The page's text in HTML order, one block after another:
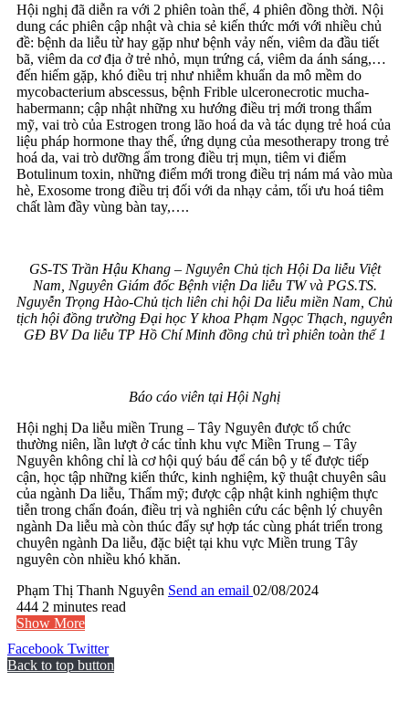
Hội nghị đã diễn ra với 2 phiên toàn thể, 4 phiên đồng thời. Nội
dung các phiên cập nhật và chia sẻ kiến thức mới với nhiều chủ
đề: bệnh da liễu từ hay gặp như bệnh vảy nến, viêm da đầu tiết
bã, viêm da cơ địa ở trẻ nhỏ, mụn trứng cá, viêm da ánh sáng,…
đến hiếm gặp, khó điều trị như nhiễm khuẩn da mô mềm do
mycobacterium abscessus, bệnh Frible ulceronecrotic mucha-
habermann; cập nhật những xu hướng điều trị mới trong thẩm
mỹ, vai trò của Estrogen trong lão hoá da và tác dụng trẻ hoá của
liệu pháp hormone thay thế, ứng dụng của mesotherapy trong trẻ
hoá da, vai trò dưỡng ẩm trong điều trị mụn, tiêm vi điểm
Botulinum toxin, những điểm mới trong điều trị nám má vào mùa
hè, Exosome trong điều trị đối với da nhạy cảm, tối ưu hoá tiêm
chất làm đầy vùng bàn tay,….
GS-TS Trần Hậu Khang – Nguyên Chủ tịch Hội Da liễu Việt
Nam, Nguyên Giám đốc Bệnh viện Da liễu TW và PGS.TS.
Nguyễn Trọng Hào-Chủ tịch liên chi hội Da liễu miền Nam, Chủ
tịch hội đồng trường Đại học Y khoa Phạm Ngọc Thạch, nguyên
GĐ BV Da liễu TP Hồ Chí Minh đồng chủ trì phiên toàn thể 1
Báo cáo viên tại Hội Nghị
Hội nghị Da liễu miền Trung – Tây Nguyên được tổ chức
thường niên, lần lượt ở các tỉnh khu vực Miền Trung – Tây
Nguyên không chỉ là cơ hội quý báu để cán bộ y tế được tiếp
cận, học tập những kiến thức, kinh nghiệm, kỹ thuật chuyên sâu
của ngành Da liễu, Thẩm mỹ; được cập nhật kinh nghiệm thực
tiễn trong chẩn đoán, điều trị và nghiên cứu các bệnh lý chuyên
ngành Da liễu mà còn thúc đẩy sự hợp tác cùng phát triển trong
chuyên ngành Da liễu, đặc biệt tại khu vực Miền trung Tây
nguyên còn nhiều khó khăn.
Phạm Thị Thanh Nguyên Send an email 02/08/2024
444 2 minutes read
Show More
Facebook Twitter
Back to top button